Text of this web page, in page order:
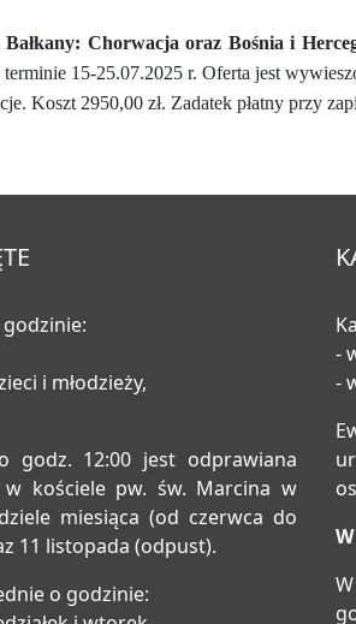
Chorwacja oraz Bośnia i
15-25.07.2025 r. Oferta jest
Koszt 2950,00 zł. Zadatek płatny przy
i młodzieży,
godz. 12:00 jest odprawiana
w kościele pw. św. Marcina w
miesiąca (od czerwca do
11 listopada (odpust).
o godzinie:
-
-